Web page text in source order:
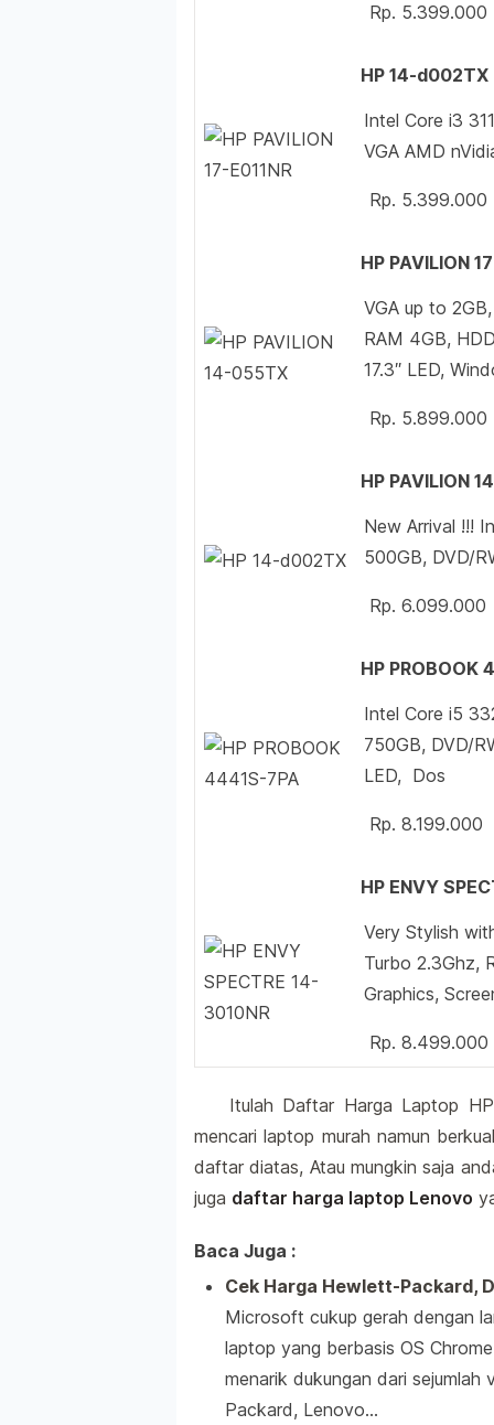
Rp. 5.399.000
HP 14-d002TX
Intel Core i3
VGA AMD
Rp. 5.399.000
HP PAVILION
VGA up to
RAM 4GB,
17.3″ LED,
Rp. 5.899.000
HP PAVILION
New Arrival !!!
500GB, DVD/
Rp. 6.099.000
HP PROBOOK
Intel Core i5
750GB, DVD/
LED, Dos
Rp. 8.199.000
HP ENVY
Very Stylish
Turbo 2.3Ghz,
Graphics,
Rp. 8.499.000
Itulah Daftar Harga Laptop
mencari laptop murah namun
daftar diatas, Atau mungkin saja
juga daftar harga laptop Lenovo
Baca Juga :
Cek Harga Hewlett-Packard,
Microsoft cukup gerah dengan
laptop yang berbasis OS
menarik dukungan dari
Packard, Lenovo…